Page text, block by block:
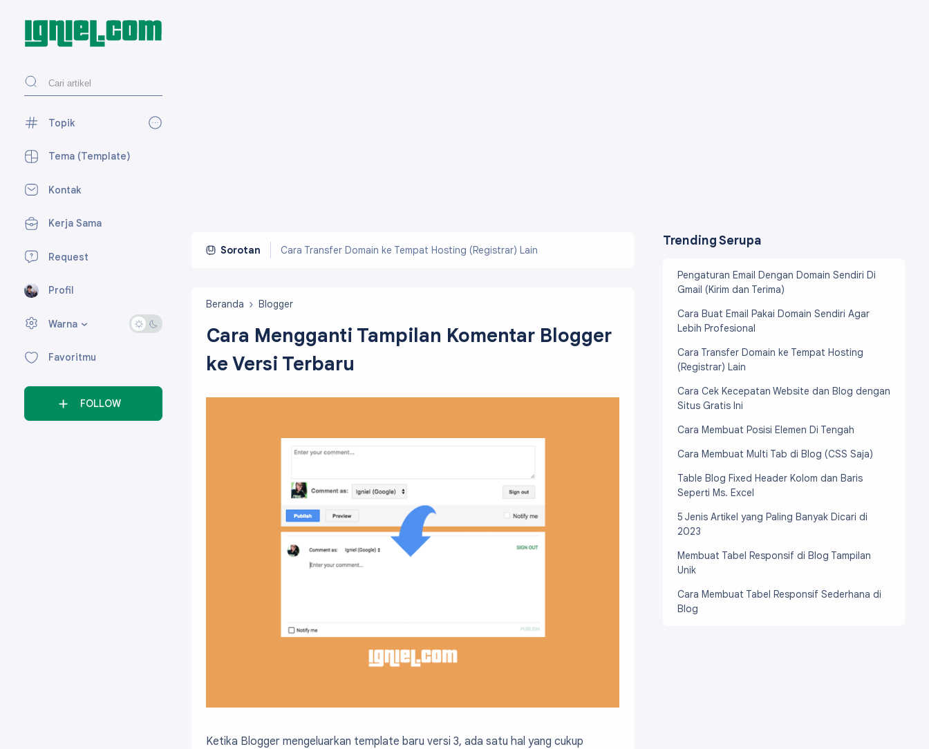
Topik
AdSense
Media Sosial
Tekno
Tema (Template)
Kontak
Kerja Sama
Request
Profil
Warna›
Favoritmu
FOLLOW
Sorotan Cara Transfer Domain ke Tempat Hosting (Registrar) Lain
Beranda Blogger
Cara Mengganti Tampilan Komentar Blogger
ke Versi Terbaru
Ketika Blogger mengeluarkan template baru versi 3, ada satu hal yang cukup
Trending Serupa
Pengaturan Email Dengan Domain Sendiri Di
Gmail (Kirim dan Terima)
Cara Buat Email Pakai Domain Sendiri Agar
Lebih Profesional
Cara Transfer Domain ke Tempat Hosting
(Registrar) Lain
Cara Cek Kecepatan Website dan Blog dengan
Situs Gratis Ini
Cara Membuat Posisi Elemen Di Tengah
Cara Membuat Multi Tab di Blog (CSS Saja)
Table Blog Fixed Header Kolom dan Baris
Seperti Ms. Excel
5 Jenis Artikel yang Paling Banyak Dicari di
2023
Membuat Tabel Responsif di Blog Tampilan
Unik
Cara Membuat Tabel Responsif Sederhana di
Blog